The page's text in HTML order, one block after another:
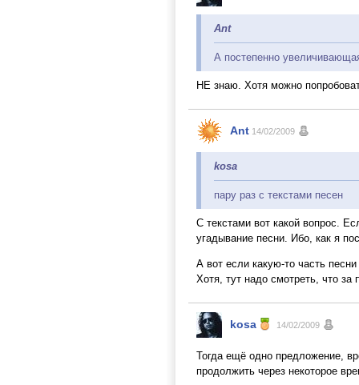
Ant
А постепенно
НЕ знаю. Хотя можно
Ant 14/02/2009
kosa
пару раз с текстами песен
С текстами вот какой вопрос.
угадывание песни. Ибо, как я
А вот если какую-то часть
Хотя, тут надо смотреть, что
kosa 14/02/2009
Тогда ещё одно предложение,
продолжить через некоторое